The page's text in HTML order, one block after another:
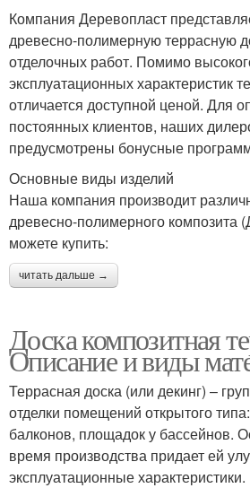
Компания Деревопласт
древесно-полимерную террасную
отделочных работ. Помимо
эксплуатационных характеристик
отличается доступной ценой. Для
постоянных клиентов, наших
предусмотрены бонусные
Основные виды изделий
Наша компания производит
древесно-полимерного композита
можете купить:
читать дальше →
Доска композитная
Описание и виды
Террасная доска (или декинг) –
отделки помещений открытого
балконов, площадок у бассейнов.
время производства придает ей
эксплуатационные характеристики.